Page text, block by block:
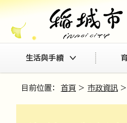
生活與手續
目前位置： 首頁 > 市政資訊 >